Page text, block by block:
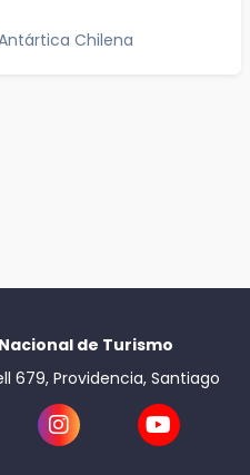
Chilena
de Turismo
679, Providencia, Santiago